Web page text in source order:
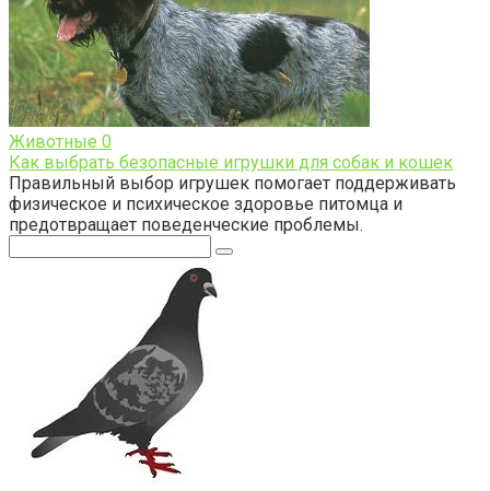
Животные 0
Как выбрать безопасные игрушки для собак и кошек
Правильный выбор игрушек помогает поддерживать
физическое и психическое здоровье питомца и
предотвращает поведенческие проблемы.